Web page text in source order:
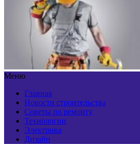
Меню
Главная
Новости строительства
Советы по ремонту
Технологии
Электрика
Дизайн